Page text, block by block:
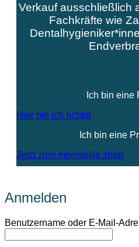
Verkauf ausschließlich
Fachkräfte wie
Ich bin eine
Hier bin ich richtig
Ich bin eine
Jetzt zum meinsmile.shop
Anmelden
Benutzername oder E-Mail-